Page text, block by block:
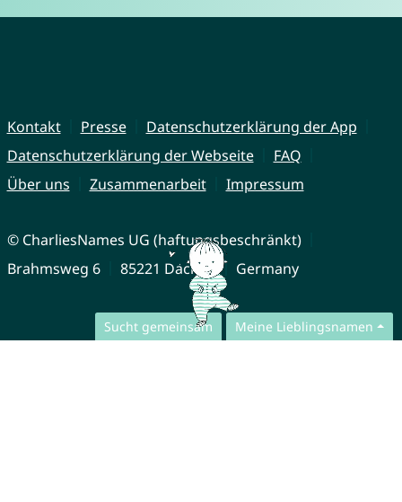
Sucht gemeinsam Meine Lieblingsnamen
Kontakt Presse
Datenschutzerklärung der App
Datenschutzerklärung der Webseite
FAQ
Über uns
Zusammenarbeit Impressum
© CharliesNames UG (haftungsbeschränkt)
Brahmsweg 6
85221 Dachau Germany